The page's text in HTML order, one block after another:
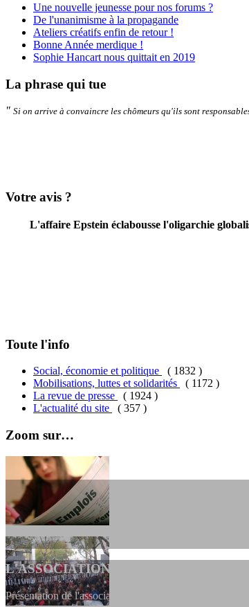
Une nouvelle jeunesse pour nos forums ?
De l'unanimisme à la propagande
Ateliers créatifs enfin de retour !
Bonne Année merdique !
Sophie Hancart nous quittait en 2019
La phrase qui tue
" Si on arrive à convaincre les chômeurs qu'ils sont
Votre avis ?
L'affaire Epstein éclabousse l'oligarchie
Toute l'info
Social, économie et politique
( 1832 )
Mobilisations, luttes et solidarités
( 1172 )
La revue de presse
( 1924 )
L'actualité du site
( 357 )
Zoom sur…
L'ASSOCIATION
Présentation de l'association et de sa charte qui encadre